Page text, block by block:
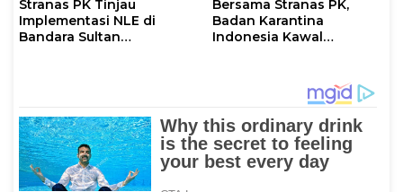
Stranas PK Tinjau
Implementasi NLE di
Bandara Sultan
Bersama Stranas PK,
Badan Karantina
Indonesia Kawal